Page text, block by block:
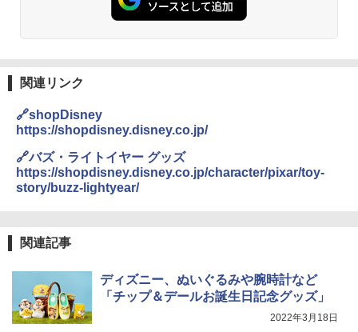
人用 折りたたみ 防災グッズ 災害用トイレ ビ
ーチ ピクニック ポップアップテント 携帯 簡
テント ワンタッチ RENEW 幅200 2-3人用 43
500002(88859)
￥5,499
￥8,991
￥2,980
関の購入実績 登山・キャンプ・アウトドア・
防災用品 長期保存可能 緊急時用 日本国内発
送
￥3,680
￥6,459
関連リンク
🔗shopDisney
https://shopdisney.disney.co.jp/
🔗バズ・ライトイヤー グッズ
https://shopdisney.disney.co.jp/character/pixar/toy-
story/buzz-lightyear/
関連記事
ディズニー、ぬいぐるみや腕時計など
「チップ＆デールお誕生日記念グッズ」
2022年3月18日